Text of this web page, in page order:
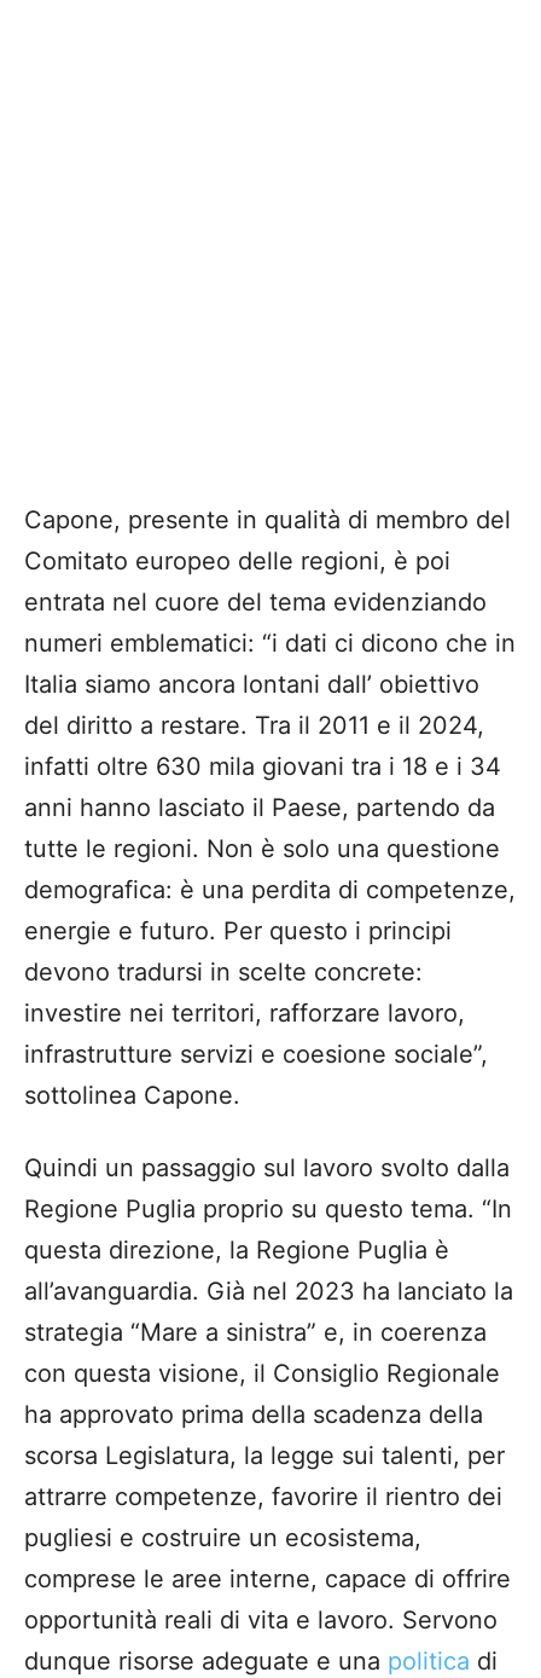
Capone, presente in qualità di membro del
Comitato europeo delle regioni, è poi
entrata nel cuore del tema evidenziando
numeri emblematici: “i dati ci dicono che in
Italia siamo ancora lontani dall’ obiettivo
del diritto a restare. Tra il 2011 e il 2024,
infatti oltre 630 mila giovani tra i 18 e i 34
anni hanno lasciato il Paese, partendo da
tutte le regioni. Non è solo una questione
demografica: è una perdita di competenze,
energie e futuro. Per questo i principi
devono tradursi in scelte concrete:
investire nei territori, rafforzare lavoro,
infrastrutture servizi e coesione sociale”,
sottolinea Capone.
Quindi un passaggio sul lavoro svolto dalla
Regione Puglia proprio su questo tema. “In
questa direzione, la Regione Puglia è
all’avanguardia. Già nel 2023 ha lanciato la
strategia “Mare a sinistra” e, in coerenza
con questa visione, il Consiglio Regionale
ha approvato prima della scadenza della
scorsa Legislatura, la legge sui talenti, per
attrarre competenze, favorire il rientro dei
pugliesi e costruire un ecosistema,
comprese le aree interne, capace di offrire
opportunità reali di vita e lavoro. Servono
dunque risorse adeguate e una politica di